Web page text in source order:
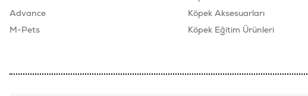
Advance
M-Pets
Köpek Aksesuarları
Köpek Eğitim Ürünleri